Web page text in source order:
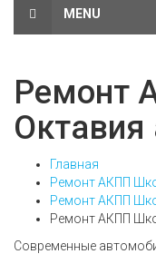
MENU
Ремонт
Октавия
Главная
Ремонт АКПП
Ремонт АКПП
Ремонт АКПП
Современные